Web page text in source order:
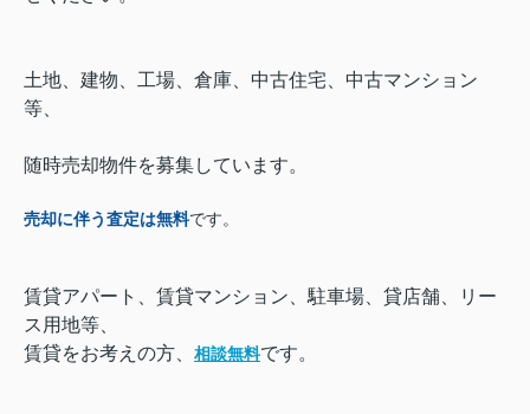
土地、建物、工場、倉庫、中古住宅、中古マンション
等、
随時売却物件を募集しています。
売却に伴う査定は無料です。
賃貸アパート、賃貸マンション、駐車場、貸店舗、リー
ス用地等、
賃貸をお考えの方、 相談無料です。